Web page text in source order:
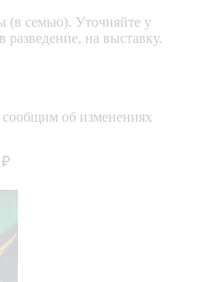
(в семью). Уточняйте у
на выставку.
об изменениях
₽